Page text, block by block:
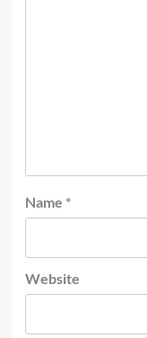
Name *
Website